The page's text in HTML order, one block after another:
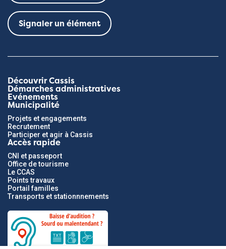
Signaler un élément
Découvrir Cassis
Démarches administratives
Evénements
Municipalité
Projets et engagements
Recrutement
Participer et agir à Cassis
Accès rapide
CNI et passeport
Office de tourisme
Le CCAS
Points travaux
Portail familles
Transports et stationnnements